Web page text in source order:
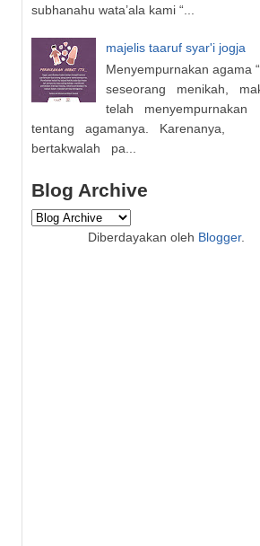
subhanahu wata’ala kami “...
majelis taaruf syar'i jogja
Menyempurnakan agama
seseorang menikah,
telah menyempurnakan
tentang agamanya. Karenanya,
bertakwalah pa...
Blog Archive
Diberdayakan oleh Blogger.